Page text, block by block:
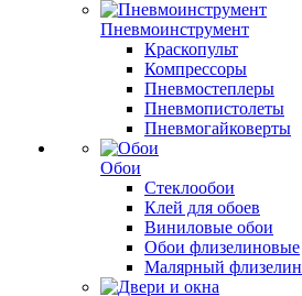
Пневмоинструмент
Краскопульт
Компрессоры
Пневмостеплеры
Пневмопистолеты
Пневмогайковерты
Обои
Стеклообои
Клей для обоев
Виниловые обои
Обои флизелиновые
Малярный флизелин